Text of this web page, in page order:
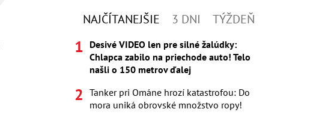
NAJČÍTANEJŠIE 3 DNI TÝŽDEŇ
Desivé VIDEO len pre silné žalúdky:
Chlapca zabilo na priechode auto! Telo
našli o 150 metrov ďalej
Tanker pri Ománe hrozí katastrofou: Do
mora uniká obrovské množstvo ropy!